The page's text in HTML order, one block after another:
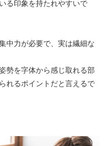
る印象を持たれやすいで
中力が必要で、実は繊細な
勢を字体から感じ取れる部
れるポイントだと言えるで